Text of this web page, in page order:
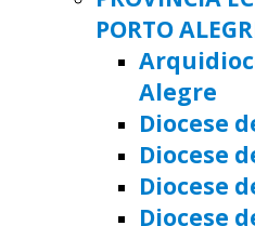
PORTO
Alegre
Diocese
Diocese
Diocese
Diocese